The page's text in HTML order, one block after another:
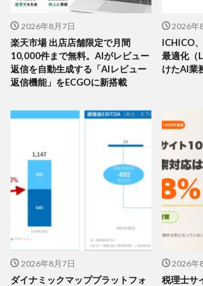
2026年8月7日
楽天市場 出店店舗限定で月間
10,000件まで無料。AIがレビュー
返信を自動生成する「AIレビュー
返信機能」をECGOに新搭載
2026年
ICHICO
最適化（
けたAI業
2026年8月7日
ダイナミックマッププラットフォ
2026年
税理士サ